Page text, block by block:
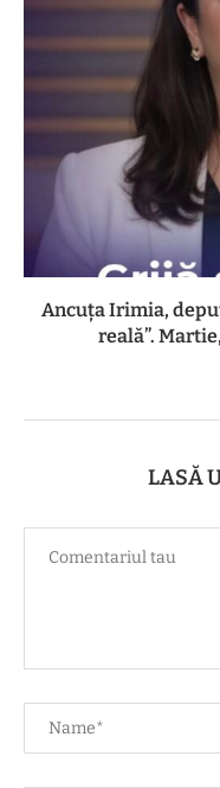
Ancuța Irimia,
reală”.
LASĂ